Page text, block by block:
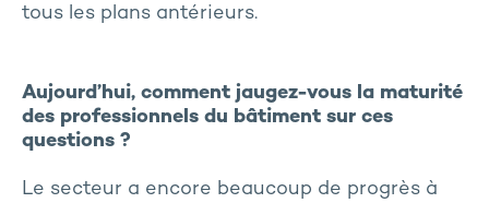
tous les plans antérieurs.
Aujourd’hui, comment jaugez-vous la maturité
des professionnels du bâtiment sur ces
questions ?
Le secteur a encore beaucoup de progrès à